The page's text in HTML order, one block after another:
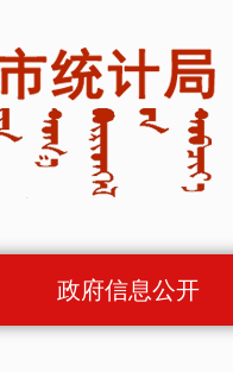
政府信息公开